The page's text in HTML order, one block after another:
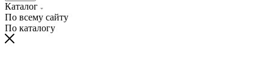
Каталог
По всему сайту
По каталогу